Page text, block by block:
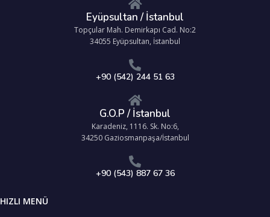
Eyüpsultan / İstanbul
Topçular Mah. Demirkapı Cad. No:2
34055 Eyüpsultan, İstanbul
+90 (542) 244 51 63
G.O.P / İstanbul
Karadeniz, 1116. Sk. No:6,
34250 Gaziosmanpaşa/İstanbul
+90 (543) 887 67 36
HIZLI MENÜ